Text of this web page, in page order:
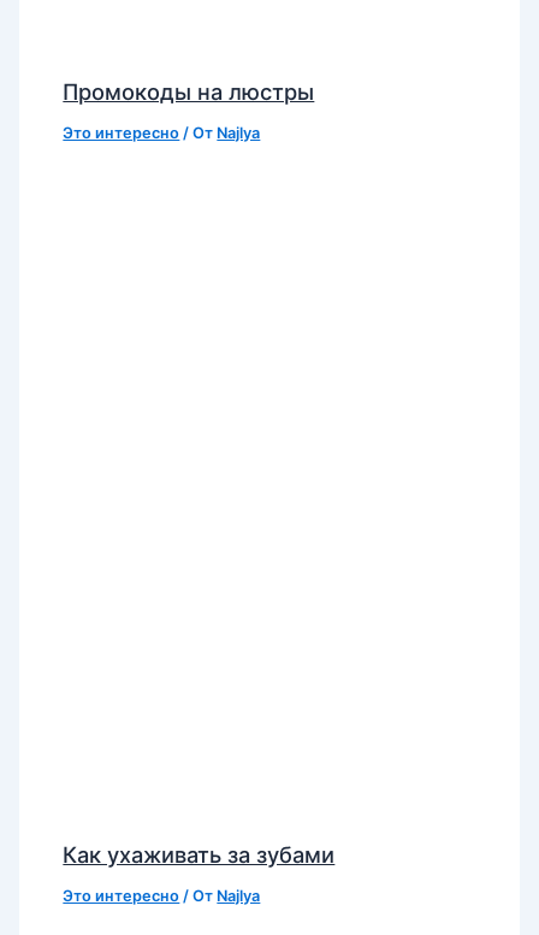
Промокоды на люстры
Это интересно / От Najlya
Как ухаживать за зубами
Это интересно / От Najlya